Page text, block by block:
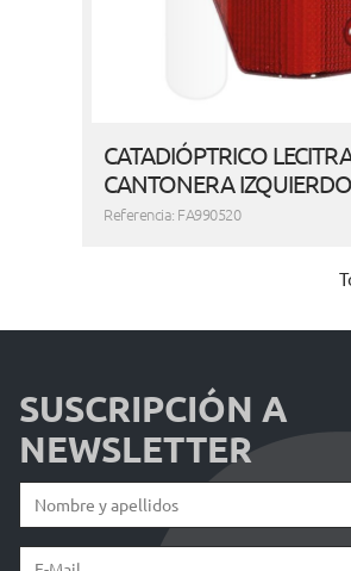
CATADIÓPTRICO
CANTONERA
Referencia: FA990520
SUSCRIPCIÓN A
NEWSLETTER